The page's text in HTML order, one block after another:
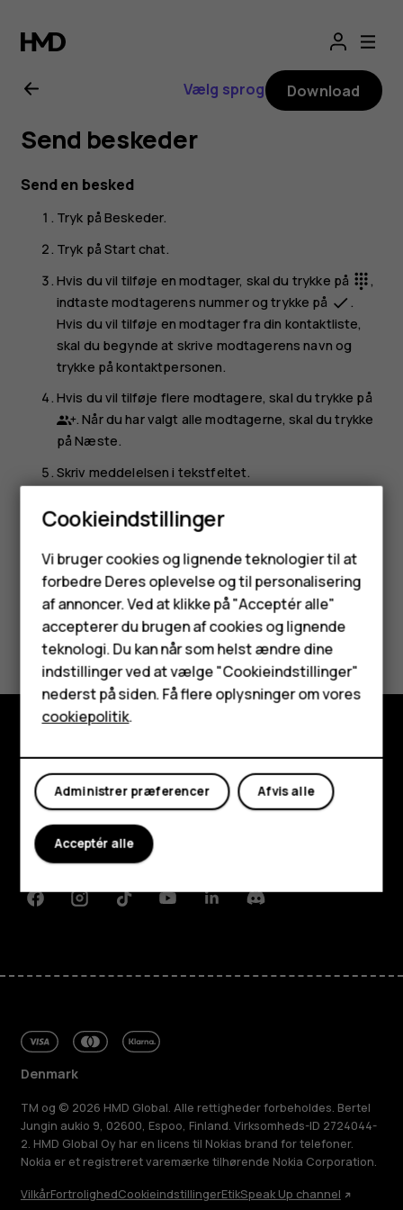
Brugervejledning
til
Nokia
G11
Smartphones
Feature-telefoner
Tilbehør
HMD Terra M
Tablets
Min konto
Vælg sprog Download
Send beskeder
Send en besked
Tryk påBeskeder.
Tryk påStart chat.
Hvis du vil tilføje en modtager, skal du trykke på dialpad,
indtaste modtagerens nummer og trykke på done .
Hvis du vil tilføje en modtager fra din kontaktliste,
skal du begynde at skrive modtagerens navn og
trykke på kontaktpersonen.
Hvis du vil tilføje flere modtagere, skal du trykke på
. Når du har valgt alle modtagerne, skal du trykke
påNæste.
Skriv meddelelsen i tekstfeltet.
Synes du, dette var nyttigt?
Ja Nej
Udforsk
Om
Planet and people
FacebookInstagramTiktokYoutubeLinkedinDiscord
Denmark
TM og © 2026 HMD Global. Alle rettigheder forbeholdes. Bertel
Jungin aukio 9, 02600, Espoo, Finland. Virksomheds-ID 2724044-
2. HMD Global Oy har en licens til Nokias brand for telefoner.
Nokia er et registreret varemærke tilhørende Nokia Corporation.
VilkårFortrolighedCookieindstillingerEtikSpeak Up channel
Cookieindstillinger
Vi bruger cookies og lignende teknologier til at
forbedre Deres oplevelse og til personalisering
af annoncer. Ved at klikke på "Acceptér alle"
accepterer du brugen af cookies og lignende
teknologi. Du kan når som helst ændre dine
indstillinger ved at vælge "Cookieindstillinger"
nederst på siden. Få flere oplysninger om vores
cookiepolitik.
Afvis alle
Administrer præferencer
Acceptér alle